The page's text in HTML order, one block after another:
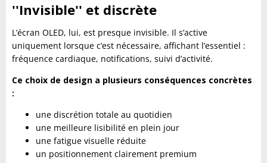
''Invisible'' et discrète
L’écran OLED, lui, est presque invisible. Il s’active
uniquement lorsque c’est nécessaire, affichant l’essentiel :
fréquence cardiaque, notifications, suivi d’activité.
Ce choix de design a plusieurs conséquences concrètes
:
une discrétion totale au quotidien
une meilleure lisibilité en plein jour
une fatigue visuelle réduite
un positionnement clairement premium